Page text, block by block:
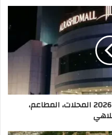
دليل الراشد مول الرياض 2026 المحلات، المطاعم،